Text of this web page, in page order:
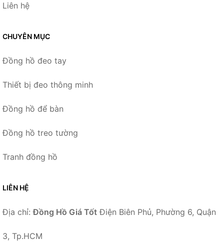
Liên hệ
CHUYÊN MỤC
Đồng hồ đeo tay
Thiết bị đeo thông minh
Đồng hồ để bàn
Đồng hồ treo tường
Tranh đồng hồ
LIÊN HỆ
Địa chỉ:Đồng Hồ Giá Tốt Điện Biên Phủ, Phường 6, Quận
3, Tp.HCM